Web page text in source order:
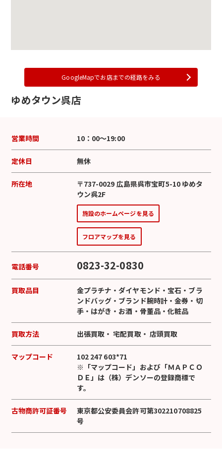
GoogleMapでお店までの経路をみる
ゆめタウン呉店
営業時間 10：00～19:00
定休日 無休
所在地
〒737-0029 広島県呉市宝町5-10 ゆめタ
ウン呉2F
施設のホームページを見る
フロアマップを見る
電話番号 0823-32-0830
買取品目 金プラチナ ・ダイヤモンド ・ 宝石 ・ ブラ
ンドバッグ ・ ブランド腕時計 ・金券 ・ 切
手・ はがき ・ お酒 ・ 骨董品 ・化粧品
買取方法 出張買取・宅配買取・ 店頭買取
マップコード
102 247 603*71
※「マップコード」および「ＭＡＰＣＯ
ＤＥ」は（株）デンソーの登録商標で
す。
古物商許可証番号
東京都公安委員会許可第302210708825
号